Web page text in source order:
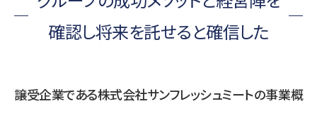
確認し将来を託せると確信した
譲受企業である株式会社サンフレッシュミートの事業概